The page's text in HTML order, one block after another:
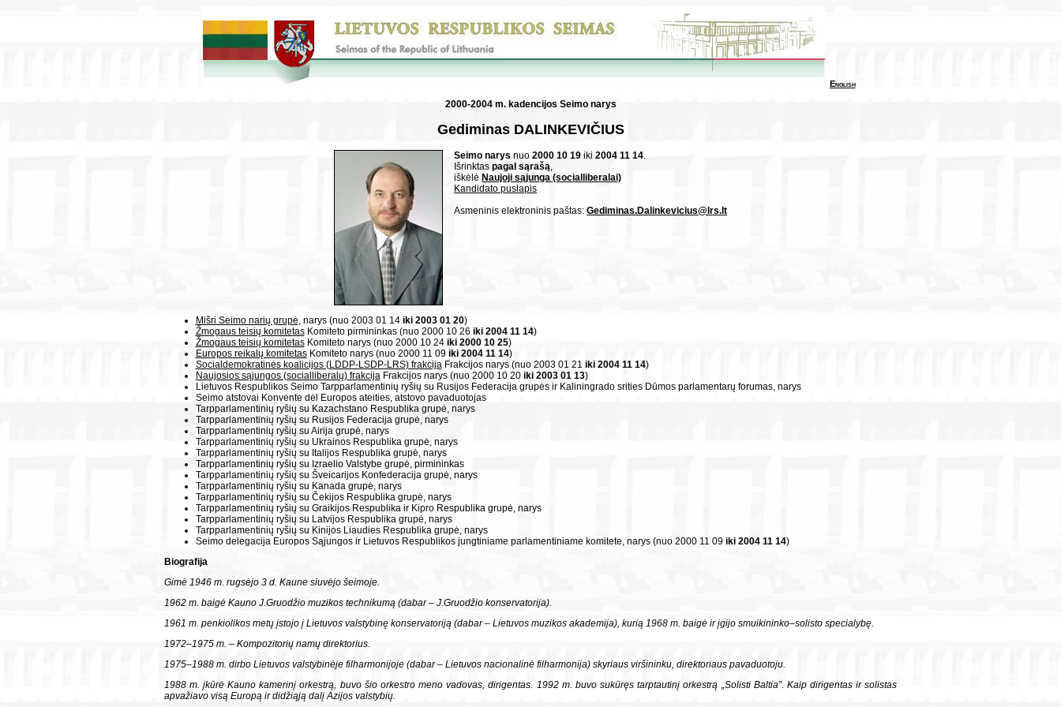
English
2000-2004 m. kadencijos Seimo narys
Gediminas DALINKEVIČIUS
Seimo narys nuo 2000 10 19 iki 2004 11 14.
Išrinktas pagal sąrašą,
iškėlė Naujoji sąjunga (socialliberalai)
Kandidato puslapis
Asmeninis elektroninis paštas: Gediminas.Dalinkevicius@lrs.lt
Mišri Seimo narių grupė, narys (nuo 2003 01 14 iki 2003 01 20)
Žmogaus teisių komitetasKomiteto pirmininkas (nuo 2000 10 26 iki 2004 11 14)
Žmogaus teisių komitetasKomiteto narys (nuo 2000 10 24 iki 2000 10 25)
Europos reikalų komitetasKomiteto narys (nuo 2000 11 09 iki 2004 11 14)
Socialdemokratinės koalicijos (LDDP-LSDP-LRS) frakcijaFrakcijos narys (nuo 2003 01 21 iki 2004 11 14)
Naujosios sąjungos (socialliberalų) frakcijaFrakcijos narys (nuo 2000 10 20 iki 2003 01 13)
Lietuvos Respublikos Seimo Tarpparlamentinių ryšių su Rusijos Federacija grupės ir Kaliningrado srities Dūmos parlamentarų forumas, narys
Seimo atstovai Konvente dėl Europos ateities, atstovo pavaduotojas
Tarpparlamentinių ryšių su Kazachstano Respublika grupė, narys
Tarpparlamentinių ryšių su Rusijos Federacija grupė, narys
Tarpparlamentinių ryšių su Airija grupė, narys
Tarpparlamentinių ryšių su Ukrainos Respublika grupė, narys
Tarpparlamentinių ryšių su Italijos Respublika grupė, narys
Tarpparlamentinių ryšių su Izraelio Valstybe grupė, pirmininkas
Tarpparlamentinių ryšių su Šveicarijos Konfederacija grupė, narys
Tarpparlamentinių ryšių su Kanada grupė, narys
Tarpparlamentinių ryšių su Čekijos Respublika grupė, narys
Tarpparlamentinių ryšių su Graikijos Respublika ir Kipro Respublika grupė, narys
Tarpparlamentinių ryšių su Latvijos Respublika grupė, narys
Tarpparlamentinių ryšių su Kinijos Liaudies Respublika grupė, narys
Seimo delegacija Europos Sąjungos ir Lietuvos Respublikos jungtiniame parlamentiniame komitete, narys (nuo 2000 11 09 iki 2004 11 14)
Biografija
Gimė 1946 m. rugsėjo 3 d. Kaune siuvėjo šeimoje.
1962 m. baigė Kauno J.Gruodžio muzikos technikumą (dabar – J.Gruodžio konservatorija).
1961 m. penkiolikos metų įstojo į Lietuvos valstybinę konservatoriją (dabar – Lietuvos muzikos akademija), kurią 1968 m. baigė ir įgijo smuikininko–solisto specialybę.
1972–1975 m. – Kompozitorių namų direktorius.
1975–1988 m. dirbo Lietuvos valstybinėje filharmonijoje (dabar – Lietuvos nacionalinė filharmonija) skyriaus viršininku, direktoriaus pavaduotoju.
1988 m. įkūrė Kauno kamerinį orkestrą, buvo šio orkestro meno vadovas, dirigentas. 1992 m. buvo sukūręs tarptautinį orkestrą „Solisti Baltia”. Kaip dirigentas ir solistas
apvažiavo visą Europą ir didžiąją dalį Azijos valstybių.